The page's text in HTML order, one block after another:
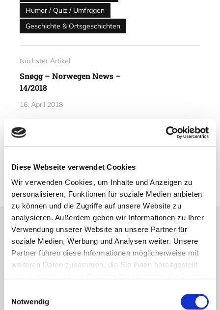
Diese Webseite verwendet Cookies
Wir verwenden Cookies, um Inhalte und Anzeigen zu
personalisieren, Funktionen für soziale Medien anbieten
zu können und die Zugriffe auf unsere Website zu
analysieren. Außerdem geben wir Informationen zu Ihrer
Verwendung unserer Website an unsere Partner für
soziale Medien, Werbung und Analysen weiter. Unsere
Partner führen diese Informationen möglicherweise mit
weiteren Daten zusammen, die Sie ihnen bereitgestellt
Notwendig
Humor / Quiz / Umfragen
Geschichte & Ortsgeschichten
Nächster Artikel
Snøgg – Norwegen News –
14/2018
16. April 2018
Vorheriger Artikel
11. April 2018
Lesetipps
UNSERE EMPFEHLUNGEN